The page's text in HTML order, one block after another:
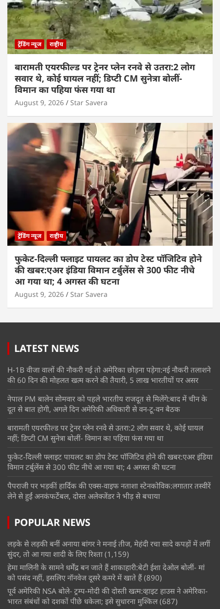
ट्रेंडिंग न्यूज राष्ट्रीय
बारामती एयरफील्ड पर ट्रेनर प्लेन रनवे से उतरा:2 लोग
सवार थे, कोई घायल नहीं; डिप्टी CM सुनेत्रा बोलीं-
विमान का पहिया फंस गया था
August 9, 2026 Star Savera
ट्रेंडिंग न्यूज राष्ट्रीय
फुकेट-दिल्ली फ्लाइट पायलट का डोप टेस्ट पॉजिटिव होने
की खबर:एअर इंडिया विमान टर्बुलेंस से 300 फीट नीचे
आ गया था; 4 अगस्त की घटना
August 9, 2026 Star Savera
LATEST NEWS
H-1B वीजा वालों की नौकरी गई तो अमेरिका छोड़ना पड़ेगा:नई नौकरी तलाशने
की 60 दिन की मोहलत खत्म करने की तैयारी, 5 लाख भारतीयों पर असर
नेपाल PM बालेन सोमवार को पहले भारतीय राजदूत से मिलेंगे:बाद में चीन के
दूत से बात होगी, अगले दिन अमेरिकी अधिकारी से वन-टू-वन बैठक
बारामती एयरफील्ड पर ट्रेनर प्लेन रनवे से उतरा:2 लोग सवार थे, कोई घायल
नहीं; डिप्टी CM सुनेत्रा बोलीं- विमान का पहिया फंस गया था
फुकेट-दिल्ली फ्लाइट पायलट का डोप टेस्ट पॉजिटिव होने की खबर:एअर इंडिया
विमान टर्बुलेंस से 300 फीट नीचे आ गया था; 4 अगस्त की घटना
पैपराजी पर भड़कीं हार्दिक की एक्स-वाइफ नताशा स्टेनकोविक:लगातार तस्वीरें
लेने से हुईं अनकंफर्टेबल, दोस्त अलेक्जेंडर ने भीड़ से बचाया
POPULAR NEWS
लड़के से लड़की बनीं अनाया बांगर ने मनाई तीज, मेहंदी रचा सादे कपड़ों में लगीं
सुंदर, तो आ गया शादी के लिए रिश्ता (1,159)
हेमा मालिनी के सामने धर्मेंद्र बन जाते हैं शाकाहारी:बेटी ईशा देओल बोलीं- मां
को पसंद नहीं, इसलिए नॉनवेज दूसरे कमरे में खाते हैं (890)
पूर्व अमेरिकी NSA बोले- ट्रम्प-मोदी की दोस्ती खत्म:व्हाइट हाउस ने अमेरिका-
भारत संबंधों को दशकों पीछे धकेला; इसे सुधारना मुश्किल (687)